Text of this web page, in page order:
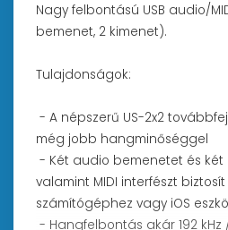
Nagy felbontású USB audio/
bemenet, 2 kimenet).
Tulajdonságok:
- A népszerű US-2x2
még jobb hangminőséggel
- Két audio bemenetet és két
valamint MIDI interfészt
számítógéphez vagy iOS
- Hangfelbontás akár 192 kHz